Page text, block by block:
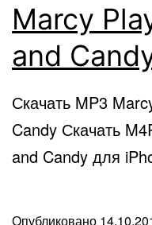
Marcy
and
Скачать MP3
Candy Скачать
and Candy для
Опубликовано